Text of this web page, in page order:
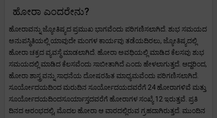
ಹೋರಾ ಎಂದರೇನು?
ಹೋರಾವನ್ನು ಜ್ಯೋತಿಷ್ಯದ ಪ್ರಮುಖ ಭಾಗವೆಂದು ಪರಿಗಣಿಸಲಾಗಿದೆ. ಶುಭ ಸಮಯದ
ಅನುಪಸ್ಥಿತಿಯಲ್ಲಿ ಯಾವುದೇ ಮಂಗಳ ಕಾರ್ಯವು ತಡೆಯದಿರಲು, ಜ್ಯೋತಿಷ್ಯದಲ್ಲಿ
ಹೋರಾ ಚಕ್ರದ ವ್ಯವಸ್ಥೆ ಮಾಡಲಾಗಿದೆ. ಹೋರಾ ಅವಧಿಯಲ್ಲಿ ಮಾಡಿದ ಕೆಲಸವು ಶುಭ
ಸಮಯದಲ್ಲಿ ಮಾಡಿದ ಕೆಲಸವೆಂದು ಸಾಬೀತಾಗಿದೆ ಎಂದು ಹೇಳಲಾಗುತ್ತದೆ. ಆದ್ದರಿಂದ,
ಹೋರಾ ಶಾಸ್ತ್ರವನ್ನು ಸಾಧನೆಯ ದೋಷರಹಿತ ಮಾಧ್ಯಮವೆಂದು ಪರಿಗಣಿಸಲಾಗಿದೆ.
ಸೂರ್ಯೋದಯದಿಂದ ಮರುದಿನ ಸೂರ್ಯೋದಯದವರೆಗೆ 24 ಹೋರಾಗಳಿವೆ ಮತ್ತು
ಸೂರ್ಯೋದಯದಿಂದಸೂರ್ಯಾಸ್ತದವರೆಗೆ ಹೋರಾಗಳ ಸಂಖ್ಯೆ 12 ಇರುತ್ತವೆ. ಪ್ರತಿ
ದಿನದ ಆರಂಭದಲ್ಲಿ, ಮೊದಲ ಹೋರಾ ಆ ವಾರದಲ್ಲಿರುವ ಗ್ರಹದಾಗಿರುತ್ತದೆ. ಮುಂದಿನ